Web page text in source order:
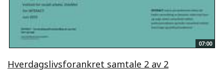
07:00
Hverdagslivsforankret samtale 2 av 2